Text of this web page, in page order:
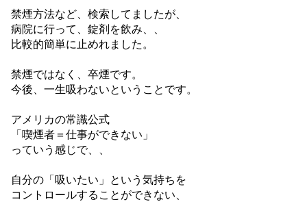
禁煙方法など、検索してましたが、
病院に行って、錠剤を飲み、、
比較的簡単に止めれました。
禁煙ではなく、卒煙です。
今後、一生吸わないということです。
アメリカの常識公式
「喫煙者＝仕事ができない」
っていう感じで、、
自分の「吸いたい」という気持ちを
コントロールすることができない、